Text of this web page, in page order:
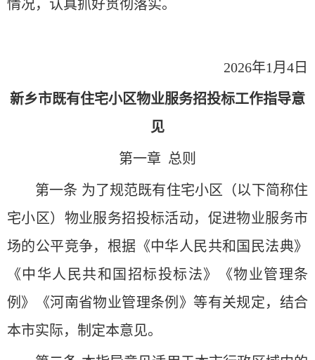
情况，认真抓好贯彻落实。
2026年1月4日
新乡市既有住宅小区物业服务招投标工作指导意
见
第一章 总则
第一条 为了规范既有住宅小区（以下简称住
宅小区）物业服务招投标活动，促进物业服务市
场的公平竞争，根据《中华人民共和国民法典》
《中华人民共和国招标投标法》《物业管理条
例》《河南省物业管理条例》等有关规定，结合
本市实际，制定本意见。